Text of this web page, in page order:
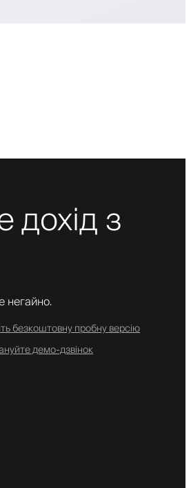
дохід з
негайно.
безкоштовну пробну версію
демо-дзвінок